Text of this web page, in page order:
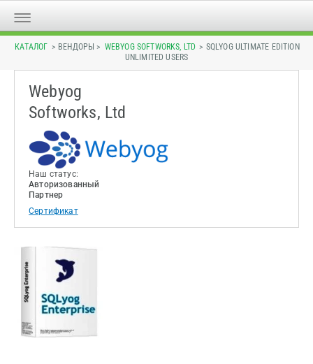
КАТАЛОГ > ВЕНДОРЫ > WEBYOG SOFTWORKS, LTD > SQLYOG ULTIMATE EDITION
UNLIMITED USERS
Webyog
Softworks, Ltd
Наш статус:
Авторизованный
Партнер
Сертификат